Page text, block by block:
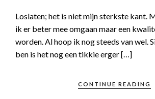
Loslaten; het is niet mijn sterkste kant.
ik er beter mee omgaan maar een
worden. Al hoop ik nog steeds van wel.
ben is het nog een tikkie erger […]
CONTINUE READING